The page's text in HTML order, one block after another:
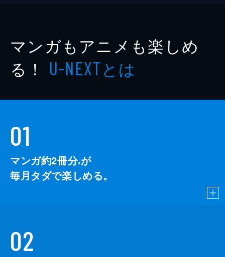
マンガもアニメも楽しめ
る！ U-NEXTとは
01
マンガ約2冊分※が
毎月タダで楽しめる。
02